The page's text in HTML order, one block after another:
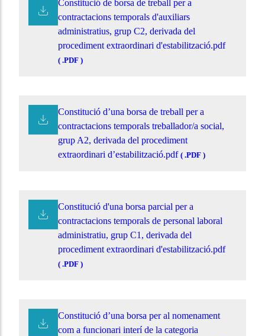
Constitució de borsa de treball per a
contractacions temporals d'auxiliars
administratius, grup C2, derivada del
procediment extraordinari d'estabilització.pdf
( .PDF )
Constitució d’una borsa de treball per a
contractacions temporals treballador/a social,
grup A2, derivada del procediment
extraordinari d’estabilització.pdf ( .PDF )
Constitució d'una borsa parcial per a
contractacions temporals de personal laboral
administratiu, grup C1, derivada del
procediment extraordinari d'estabilització.pdf
( .PDF )
Constitució d’una borsa per al nomenament
com a funcionari interí de la categoria